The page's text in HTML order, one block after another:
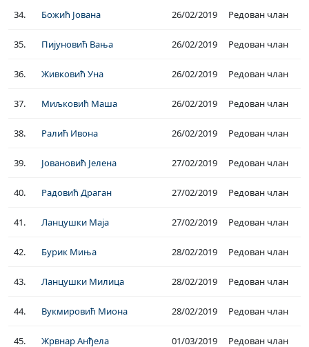
34. Божић Јована 26/02/2019 Редован члан
35. Пијуновић Вања 26/02/2019 Редован члан
36. Живковић Уна 26/02/2019 Редован члан
37. Миљковић Маша 26/02/2019 Редован члан
38. Ралић Ивона 26/02/2019 Редован члан
39. Јовановић Јелена 27/02/2019 Редован члан
40. Радовић Драган 27/02/2019 Редован члан
41. Ланцушки Маја 27/02/2019 Редован члан
42. Бурик Миња 28/02/2019 Редован члан
43. Ланцушки Милица 28/02/2019 Редован члан
44. Вукмировић Миона 28/02/2019 Редован члан
45. Жрвнар Анђела 01/03/2019 Редован члан